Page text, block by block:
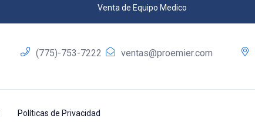
Venta de Equipo Medico
(775)-753-7222 ventas@proemier.com
Políticas de Privacidad